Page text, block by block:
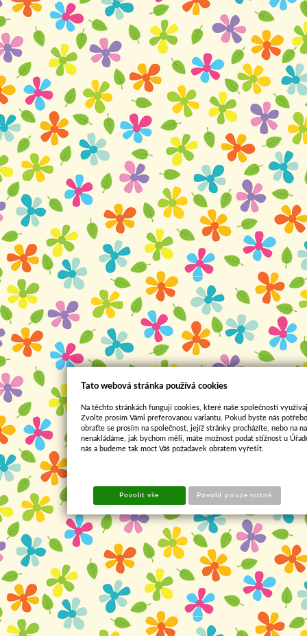
Tato webová stránka používá cookies
Na těchto stránkách fungují cookies, které naše společnosti
Zvolte prosím Vámi preferovanou variantu. Pokud byste nás
obraťte se prosím na společnost, jejíž stránky procházíte, nebo na
nenakládáme, jak bychom měli, máte možnost podat stížnost u
nás a budeme tak moct Váš požadavek obratem vyřešit.
Povolit vše Povolit pouze nutné